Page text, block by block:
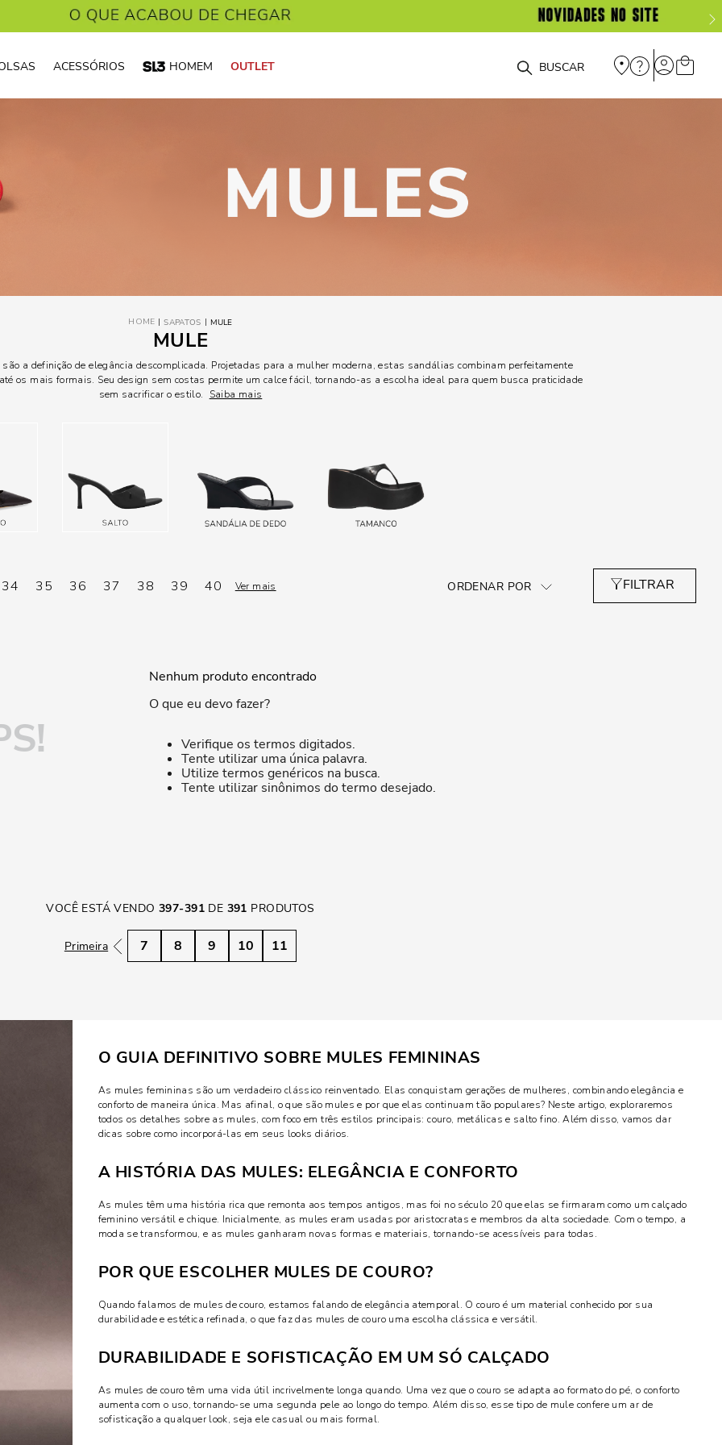
ACESSÓRIOS HOMEM OUTLET O que você está procurando?
SAPATOS MULE
MULE
a definição de elegância descomplicada. Projetadas para a mulher moderna, estas sandálias combinam perfeitamente
os mais formais. Seu design sem costas permite um calce fácil, tornando-as a escolha ideal para quem busca praticidade
sem sacrificar o estilo.
Saiba mais
34 35 36 37 38 39 40 Ver mais
Nenhum produto encontrado
O que eu devo fazer?
Verifique os termos digitados.
Tente utilizar uma única palavra.
Utilize termos genéricos na busca.
Tente utilizar sinônimos do termo desejado.
VOCÊ ESTÁ VENDO 397-391 DE 391 PRODUTOS
Primeira 7 8 9 10 11
O GUIA DEFINITIVO SOBRE MULES FEMININAS
As mules femininas são um verdadeiro clássico reinventado. Elas conquistam gerações de mulheres, combinando elegância e
conforto de maneira única. Mas afinal, o que são mules e por que elas continuam tão populares? Neste artigo, exploraremos
todos os detalhes sobre as mules, com foco em três estilos principais: couro, metálicas e salto fino. Além disso, vamos dar
dicas sobre como incorporá-las em seus looks diários.
A HISTÓRIA DAS MULES: ELEGÂNCIA E CONFORTO
As mules têm uma história rica que remonta aos tempos antigos, mas foi no século 20 que elas se firmaram como um calçado
feminino versátil e chique. Inicialmente, as mules eram usadas por aristocratas e membros da alta sociedade. Com o tempo, a
moda se transformou, e as mules ganharam novas formas e materiais, tornando-se acessíveis para todas.
POR QUE ESCOLHER MULES DE COURO?
Quando falamos de mules de couro, estamos falando de elegância atemporal. O couro é um material conhecido por sua
durabilidade e estética refinada, o que faz das mules de couro uma escolha clássica e versátil.
DURABILIDADE E SOFISTICAÇÃO EM UM SÓ CALÇADO
As mules de couro têm uma vida útil incrivelmente longa quando. Uma vez que o couro se adapta ao formato do pé, o conforto
aumenta com o uso, tornando-se uma segunda pele ao longo do tempo. Além disso, esse tipo de mule confere um ar de
sofisticação a qualquer look, seja ele casual ou mais formal.